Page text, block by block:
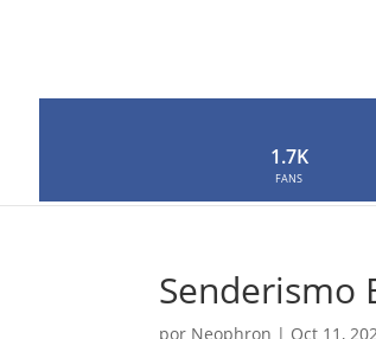
1.7K
FANS
Senderismo
por Neophron | Oct 11,